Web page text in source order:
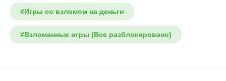
#Игры со взломом на деньги
#Взломанные игры (Все разблокировано)